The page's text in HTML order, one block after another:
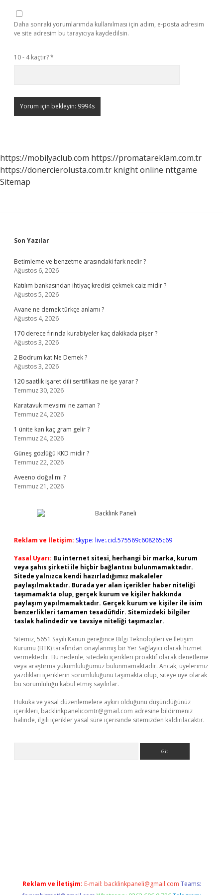
Daha sonraki yorumlarımda kullanılması için adım, e-posta adresim
ve site adresim bu tarayıcıya kaydedilsin.
10 - 4 kaçtır?*
https://mobilyaclub.com https://promatareklam.com.tr
https://donercierolusta.com.tr knight online nttgame
Sitemap
Sidebar
Son Yazılar
Betimleme ve benzetme arasındaki fark nedir ?
Ağustos 6, 2026
Katılım bankasından ihtiyaç kredisi çekmek caiz midir ?
Ağustos 5, 2026
Avane ne demek türkçe anlamı ?
Ağustos 4, 2026
170 derece fırında kurabiyeler kaç dakikada pişer ?
Ağustos 3, 2026
2 Bodrum kat Ne Demek ?
Ağustos 3, 2026
120 saatlik işaret dili sertifikası ne işe yarar ?
Temmuz 30, 2026
Karatavuk mevsimi ne zaman ?
Temmuz 24, 2026
1 ünite kan kaç gram gelir ?
Temmuz 24, 2026
Güneş gözlüğü KKD midir ?
Temmuz 22, 2026
Aveeno doğal mı ?
Temmuz 21, 2026
Reklam ve İletişim: Skype: live:.cid.575569c608265c69
Yasal Uyarı: Bu internet sitesi, herhangi bir marka, kurum
veya şahıs şirketi ile hiçbir bağlantısı bulunmamaktadır.
Sitede yalnızca kendi hazırladığımız makaleler
paylaşılmaktadır. Burada yer alan içerikler haber niteliği
taşımamakta olup, gerçek kurum ve kişiler hakkında
paylaşım yapılmamaktadır. Gerçek kurum ve kişiler ile isim
benzerlikleri tamamen tesadüfidir. Sitemizdeki bilgiler
taslak halindedir ve tavsiye niteliği taşımazlar.
Sitemiz, 5651 Sayılı Kanun gereğince Bilgi Teknolojileri ve İletişim
Kurumu (BTK) tarafından onaylanmış bir Yer Sağlayıcı olarak hizmet
vermektedir. Bu nedenle, sitedeki içerikleri proaktif olarak denetleme
veya araştırma yükümlülüğümüz bulunmamaktadır. Ancak, üyelerimiz
yazdıkları içeriklerin sorumluluğunu taşımakta olup, siteye üye olarak
bu sorumluluğu kabul etmiş sayılırlar.
Hukuka ve yasal düzenlemelere aykırı olduğunu düşündüğünüz
içerikleri, backlinkpanelicomtr@gmail.com adresine bildirmeniz
halinde, ilgili içerikler yasal süre içerisinde sitemizden kaldırılacaktır.
Reklam ve İletişim: E-mail: backlinkpaneli@gmail.com Teams: